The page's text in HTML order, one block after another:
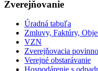
Zverejňovanie
Úradná tabuľa
Zmluvy, Faktúry,
VZN
Zverejňovacia
Verejné obstarávanie